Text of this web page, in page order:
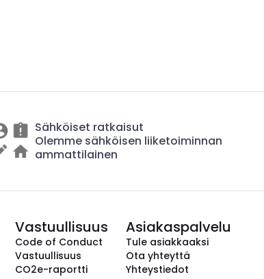
Sähköiset ratkaisut
Olemme sähköisen liiketoiminnan
ammattilainen
Vastuullisuus
Code of Conduct
Vastuullisuus
CO2e-raportti
Asiakaspalvelu
Tule asiakkaaksi
Ota yhteyttä
Yhteystiedot